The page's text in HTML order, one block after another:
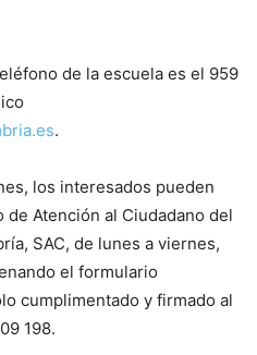
de la escuela es el 959
.
los interesados pueden
Atención al Ciudadano del
SAC, de lunes a viernes,
el formulario
cumplimentado y firmado al
198.